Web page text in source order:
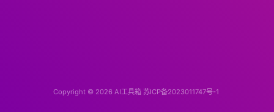
Copyright © 2026 AI工具箱 苏ICP备2023011747号-1